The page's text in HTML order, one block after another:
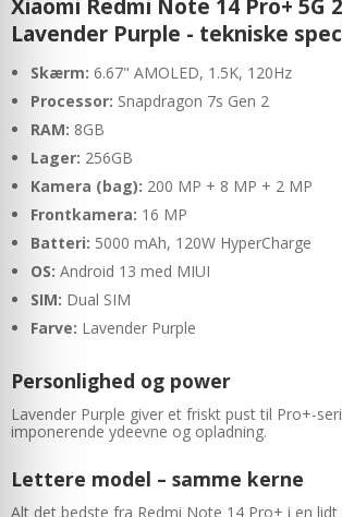
Xiaomi Redmi Note 14 Pro+ 5G
Lavender Purple - tekniske
Skærm: 6.67" AMOLED, 1.5K, 120Hz
Processor: Snapdragon 7s Gen 2
RAM: 8GB
Lager: 256GB
Kamera (bag): 200 MP + 8 MP + 2 MP
Frontkamera: 16 MP
Batteri: 5000 mAh, 120W HyperCharge
OS: Android 13 med MIUI
SIM: Dual SIM
Farve: Lavender Purple
Personlighed og power
Lavender Purple giver et friskt pust til Pro+-
imponerende ydeevne og opladning.
Lettere model – samme kerne
Alt det bedste fra Redmi Note 14 Pro+ i en lidt